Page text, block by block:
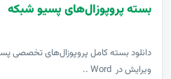
بسته پروپوزال‌های پسیو شبکه
دانلود بسته کامل پروپوزال‌های تخصصی
ویرایش در Word ..